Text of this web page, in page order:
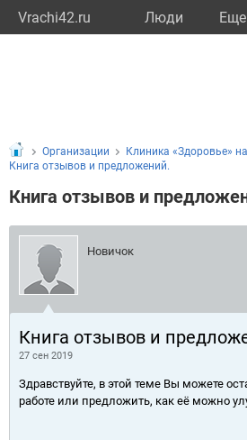
Vrachi42.ru Люди Eще
Организации Клиника «Здоровье»
Книга отзывов и предложений.
Книга отзывов и
Новичок
Книга отзывов и
27 сен 2019
Здравствуйте, в этой теме Вы можете
работе или предложить, как её можно